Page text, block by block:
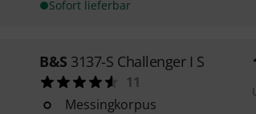
Sofort lieferbar
B&S 3137-S Challenger I S
11
Messingkorpus